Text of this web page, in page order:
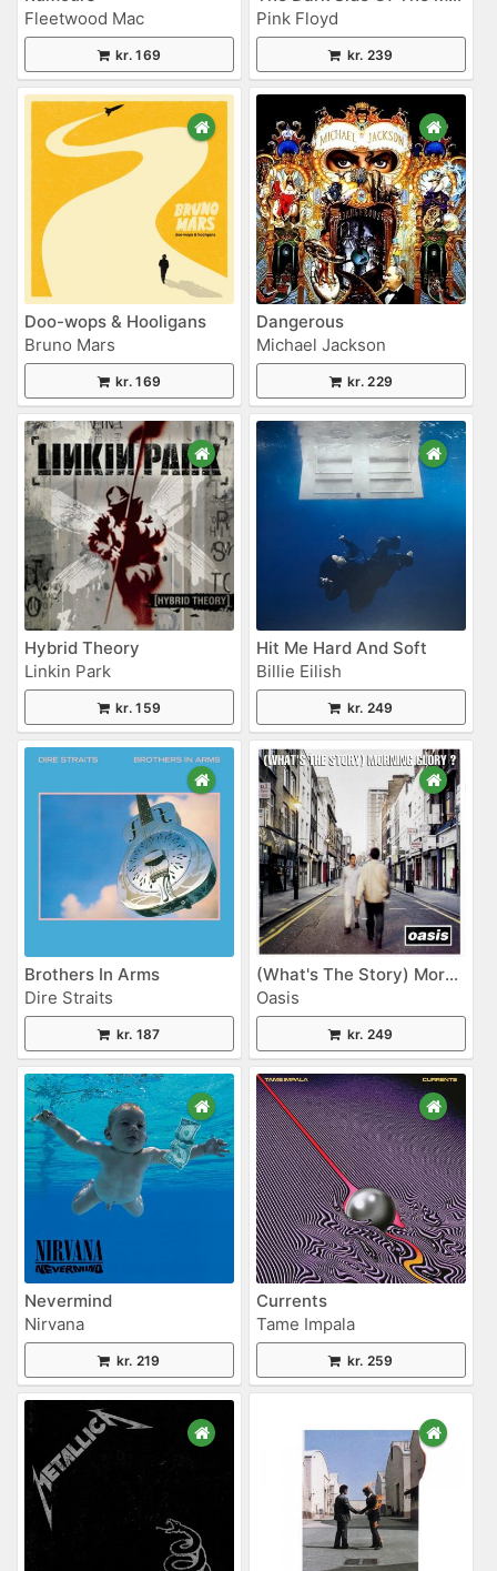
Fleetwood Mac
kr. 169
Pink Floyd
kr. 239
Doo-wops & Hooligans
Bruno Mars
kr. 169
Dangerous
Michael Jackson
kr. 229
Hybrid Theory
Linkin Park
kr. 159
Hit Me Hard And Soft
Billie Eilish
kr. 249
Brothers In Arms
Dire Straits
kr. 187
(What's The Story) Morning Glory?
Oasis
kr. 249
Nevermind
Nirvana
kr. 219
Currents
Tame Impala
kr. 259